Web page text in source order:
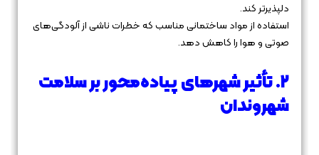
دلپذیرتر کند.
استفاده از مواد ساختمانی مناسب که خطرات ناشی از آلودگی‌های
صوتی و هوا را کاهش دهد.
۲. تأثیر شهرهای پیاده‌محور بر سلامت
شهروندان